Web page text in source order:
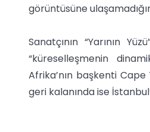
görüntüsüne
Sanatçının “Yarının
“küreselleşmenin
Afrika’nın başkenti
geri kalanında ise